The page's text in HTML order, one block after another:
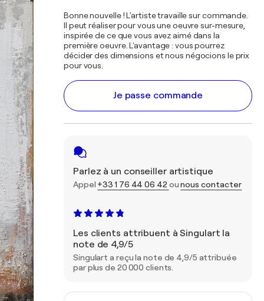
Bonne nouvelle ! L'artiste travaille sur commande.
Il peut réaliser pour vous une oeuvre sur-mesure,
inspirée de ce que vous avez aimé dans la
première oeuvre. L'avantage : vous pourrez
décider des dimensions et nous négocions le prix
pour vous.
Je passe commande
Parlez à un conseiller artistique
Appel +33 1 76 44 06 42 ounous contacter
Les clients attribuent à Singulart la
note de 4,9/5
Singulart a reçu la note de 4,9/5 attribuée
par plus de 20 000 clients.